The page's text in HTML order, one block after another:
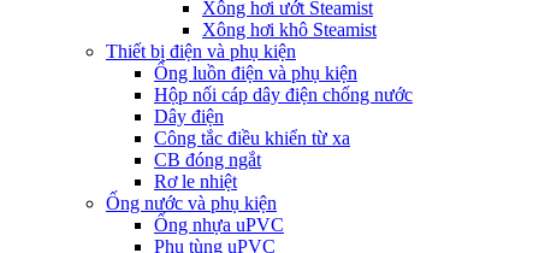
Xông hơi ướt Steamist
Xông hơi khô Steamist
Thiết bị điện và phụ kiện
Ống luồn điện và phụ kiện
Hộp nối cáp dây điện chống nước
Dây điện
Công tắc điều khiển từ xa
CB đóng ngắt
Rơ le nhiệt
Ống nước và phụ kiện
Ống nhựa uPVC
Phụ tùng uPVC